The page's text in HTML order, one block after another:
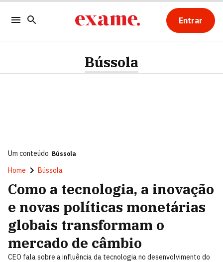
Entrar
Bússola
Um conteúdo Bússola
Home Bússola
Como a tecnologia, a inovação
e novas políticas monetárias
globais transformam o
mercado de câmbio
CEO fala sobre a influência da tecnologia no desenvolvimento do